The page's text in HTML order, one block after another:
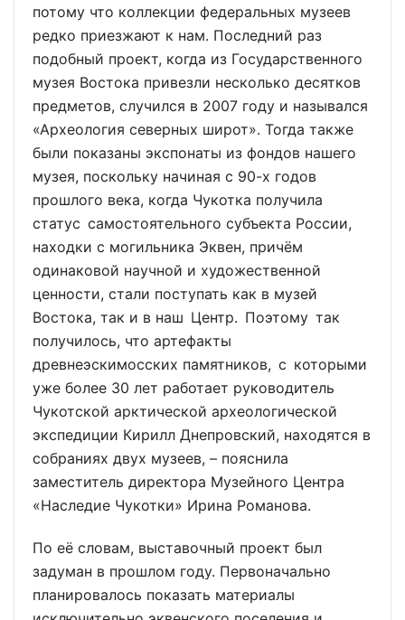
потому что коллекции федеральных музеев
редко приезжают к нам. Последний раз
подобный проект, когда из Государственного
музея Востока привезли несколько десятков
предметов, случился в 2007 году и назывался
«Археология северных широт». Тогда также
были показаны экспонаты из фондов нашего
музея, поскольку начиная с 90-х годов
прошлого века, когда Чукотка получила
статус самостоятельного субъекта России,
находки с могильника Эквен, причём
одинаковой научной и художественной
ценности, стали поступать как в музей
Востока, так и в наш Центр. Поэтому так
получилось, что артефакты
древнеэскимосских памятников, с которыми
уже более 30 лет работает руководитель
Чукотской арктической археологической
экспедиции Кирилл Днепровский, находятся в
собраниях двух музеев, – пояснила
заместитель директора Музейного Центра
«Наследие Чукотки» Ирина Романова.
По её словам, выставочный проект был
задуман в прошлом году. Первоначально
планировалось показать материалы